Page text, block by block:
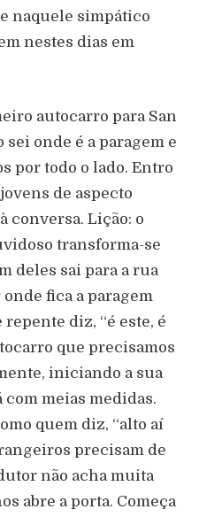
naquele simpático
nestes dias em
autocarro para San
sei onde é a paragem e
por todo o lado. Entro
de aspecto
conversa. Lição: o
transforma-se
deles sai para a rua
fica a paragem
diz, “é este, é
que precisamos
iniciando a sua
com meias medidas.
quem diz, “alto aí
precisam de
não acha muita
abre a porta. Começa